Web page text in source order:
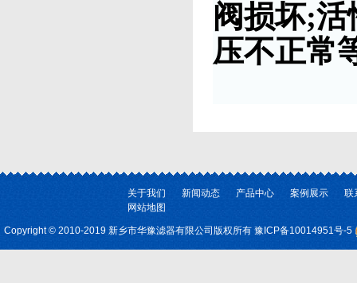
阀损坏;
压不正常
关于我们 新闻动态 产品中心 案例展示
联
网站地图
Copyright © 2010-2019 新乡市华豫滤器有限公司版权所有 豫ICP备10014951号-5